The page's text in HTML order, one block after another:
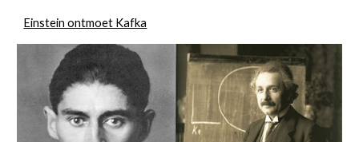
Einstein ontmoet Kafka